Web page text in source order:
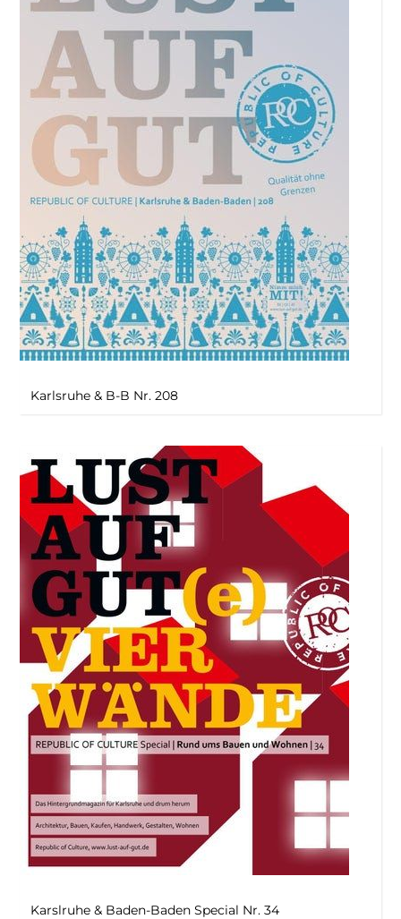
Karlsruhe & B-B Nr. 208
Karslruhe & Baden-Baden Special Nr. 34